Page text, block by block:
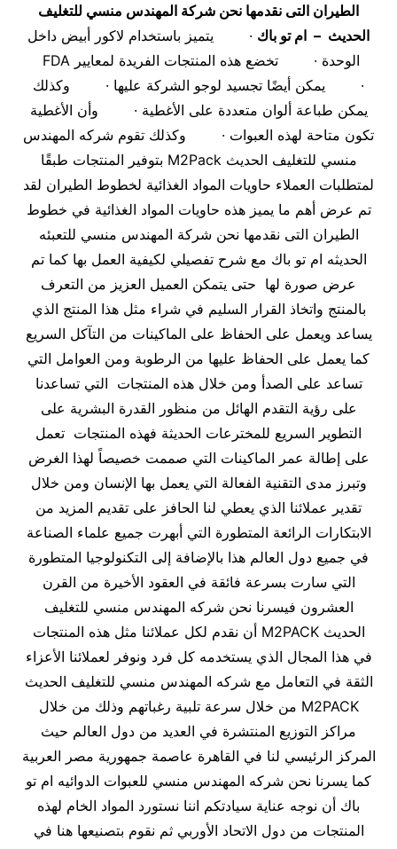
الطيران التى نقدمها نحن شركة المهندس منسي للتغليف
الحديث – ام تو باك · يتميز باستخدام لاكور أبيض داخل
· يمكن أيضًا تجسيد لوجو الشركة عليها · وكذلك
يمكن طباعة ألوان متعددة على الأغطية · وأن الأغطية
تكون متاحة لهذه العبوات · وكذلك تقوم شركه المهندس
منسي للتغليف الحديث M2Pack بتوفير المنتجات طبقًا
لمتطلبات العملاء حاويات المواد الغذائية لخطوط الطيران لقد
تم عرض أهم ما يميز هذه حاويات المواد الغذائية في خطوط
الطيران التى نقدمها نحن شركة المهندس منسي للتعبئه
الحديثه ام تو باك مع شرح تفصيلي لكيفية العمل بها كما تم
عرض صورة لها حتى يتمكن العميل العزيز من التعرف
بالمنتج واتخاذ القرار السليم في شراء مثل هذا المنتج الذي
يساعد ويعمل على الحفاظ على الماكينات من التآكل السريع
كما يعمل على الحفاظ عليها من الرطوبة ومن العوامل التي
تساعد على الصدأ ومن خلال هذه المنتجات التي تساعدنا
على رؤية التقدم الهائل من منظور القدرة البشرية على
التطوير السريع للمخترعات الحديثة فهذه المنتجات تعمل
على إطالة عمر الماكينات التي صممت خصيصاً لهذا الغرض
وتبرز مدى التقنية الفعالة التي يعمل بها الإنسان ومن خلال
تقدير عملائنا الذي يعطي لنا الحافز على تقديم المزيد من
الابتكارات الرائعة المتطورة التي أبهرت جميع علماء الصناعة
في جميع دول العالم هذا بالإضافة إلى التكنولوجيا المتطورة
التي سارت بسرعة فائقة في العقود الأخيرة من القرن
العشرون فيسرنا نحن شركه المهندس منسي للتغليف
الحديث M2PACK أن نقدم لكل عملائنا مثل هذه المنتجات
في هذا المجال الذي يستخدمه كل فرد ونوفر لعملائنا الأعزاء
الثقة في التعامل مع شركه المهندس منسي للتغليف الحديث
M2PACK من خلال سرعة تلبية رغباتهم وذلك من خلال
مراكز التوزيع المنتشرة في العديد من دول العالم حيث
المركز الرئيسي لنا في القاهرة عاصمة جمهورية مصر العربية
كما يسرنا نحن شركه المهندس منسي للعبوات الدوائيه ام تو
باك أن نوجه عناية سيادتكم اننا نستورد المواد الخام لهذه
المنتجات من دول الاتحاد الأوربي ثم نقوم بتصنيعها هنا في